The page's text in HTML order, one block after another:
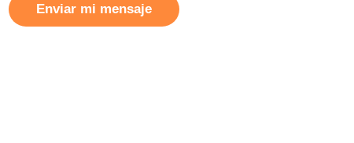
Enviar mi mensaje